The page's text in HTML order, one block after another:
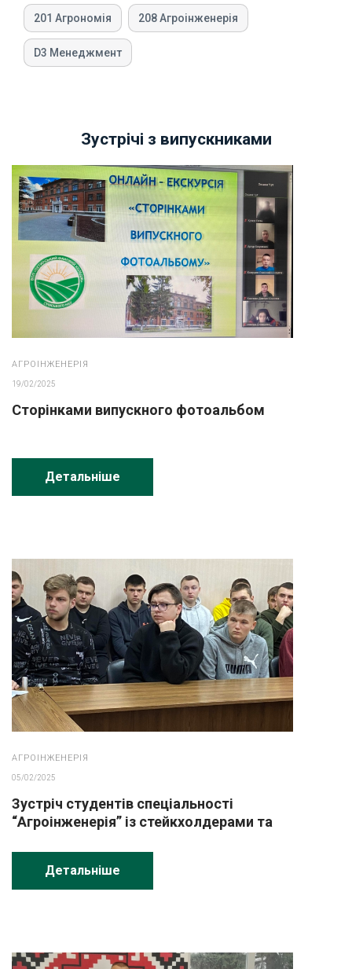
201 Агрономія 208 Агроінженерія
D3 Менеджмент
Зустрічі з випускниками
АГРОІНЖЕНЕРІЯ
19/02/2025
Сторінками випускного фотоальбом
Детальніше
АГРОІНЖЕНЕРІЯ
05/02/2025
Зустріч студентів спеціальності
“Агроінженерія” із стейкхолдерами та
Детальніше